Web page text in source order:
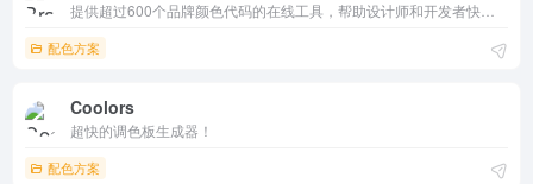
配色方案
Coolors
超快的调色板生成器！
配色方案